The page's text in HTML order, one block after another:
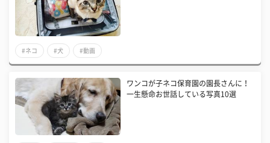
#ネコ #犬 #動画
ワンコが子ネコ保育園の園長さんに！
一生懸命お世話している写真10選